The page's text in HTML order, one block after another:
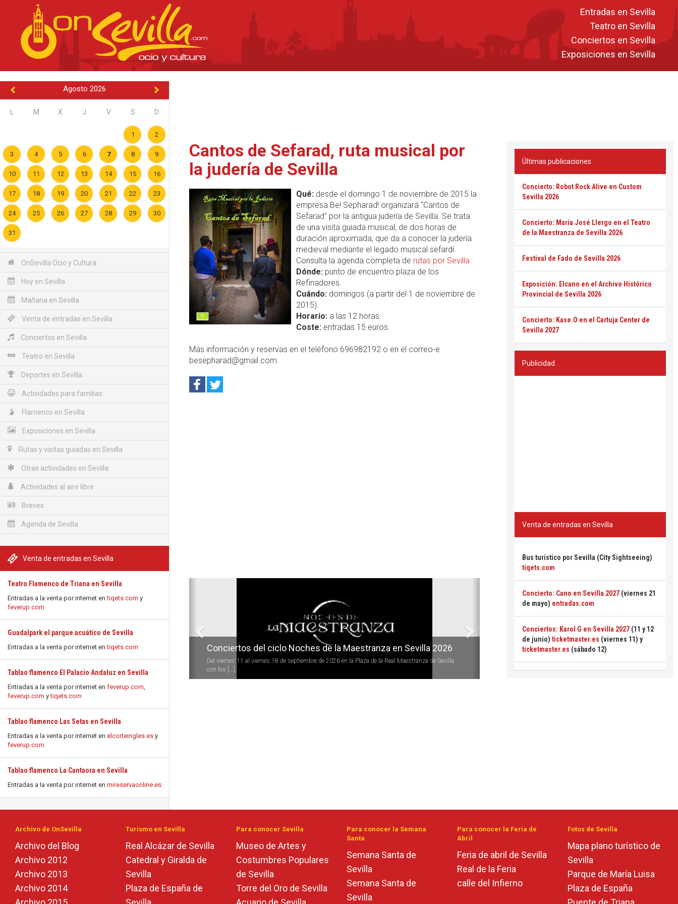
Entradas en Sevilla
Teatro en Sevilla
Conciertos en Sevilla
Exposiciones en Sevilla
Agosto 2026
M X J V S D
1 2
3 4 5 6 7 8 9
10 11 12 13 14 15 16
17 18 19 20 21 22 23
24 25 26 27 28 29 30
31
OnSevilla Ocio y Cultura
Hoy en Sevilla
Mañana en Sevilla
Venta de entradas en Sevilla
Conciertos en Sevilla
Teatro en Sevilla
Deportes en Sevilla
Actividades para familias
Flamenco en Sevilla
Exposiciones en Sevilla
Rutas y visitas guiadas en Sevilla
Otras actividades en Sevilla
Actividades al aire libre
Breves
Agenda de Sevilla
Venta de entradas en Sevilla
Teatro Flamenco de Triana en Sevilla
Entradas a la venta por internet entiqets.com y
feverup.com
Guadalpark el parque acuático de Sevilla
Entradas a la venta por internet entiqets.com
Tablao flamenco El Palacio Andaluz en Sevilla
Entradas a la venta por internet en feverup.com,
feverup.com ytiqets.com
Tablao flamenco Las Setas en Sevilla
Entradas a la venta por internet en elcorteingles.es y
feverup.com
Tablao flamenco La Cantaora en Sevilla
Entradas a la venta por internet en mireservaonline.es
Cantos de Sefarad, ruta musical por
la judería de Sevilla
Qué:desde el domingo 1 de noviembre de 2015 la
empresa Be! Sepharad! organizará "Cantos de
Sefarad" por la antigua judería de Sevilla. Se trata
de una visita guiada musical, de dos horas de
duración aproximada, que da a conocer la judería
medieval mediante el legado musical sefardí.
Consulta la agenda completa de rutas por Sevilla.
Dónde:punto de encuentro plaza de los
Refinadores.
Cuándo:domingos (a partir del 1 de noviembre de
2015).
Horario:a las 12 horas.
Coste:entradas 15 euros.
Más información y reservas en el teléfono 696982192 o en el correo-e
besepharad@gmail.com.
Conciertos del ciclo Noches de la Maestranza en Sevilla 2026
Del viernes 11 al viernes 18 de septiembre de 2026 en la Plaza de la Real Maestranza de Sevilla
con los [...]
Siguiente
Últimas publicaciones
Concierto: Robot Rock Alive en Custom
Sevilla 2026
Concierto: María José Llergo en el Teatro
de la Maestranza de Sevilla 2026
Festival de Fado de Sevilla 2026
Exposición: Elcano en el Archivo Histórico
Provincial de Sevilla 2026
Concierto: Kase.O en el Cartuja Center de
Sevilla 2027
Publicidad
Venta de entradas en Sevilla
Bus turístico por Sevilla (City Sightseeing)
tiqets.com
Concierto: Cano en Sevilla 2027 (viernes 21
de mayo) entradas.com
Conciertos: Karol G en Sevilla 2027 (11 y 12
de junio) ticketmaster.es (viernes 11) y
ticketmaster.es (sábado 12)
Archivo de OnSevilla
Archivo del Blog
Archivo 2012
Archivo 2013
Archivo 2014
Turismo en Sevilla
Real Alcázar de Sevilla
Catedral y Giralda de
Sevilla
Plaza de España de
Para conocer Sevilla
Museo de Artes y
Costumbres Populares
de Sevilla
Torre del Oro de Sevilla
Para conocer la Semana
Santa
Semana Santa de
Sevilla
Semana Santa de
Sevilla
Para conocer la Feria de
Abril
Feria de abril de Sevilla
Real de la Feria
calle del Infierno
Fotos de Sevilla
Mapa plano turístico de
Sevilla
Parque de María Luisa
Plaza de España